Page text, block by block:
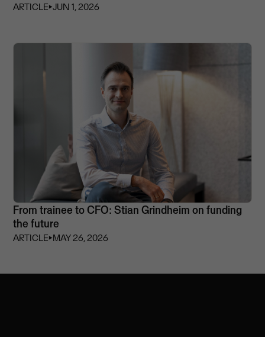
ARTICLE⏵JUN 1, 2026
From trainee to CFO: Stian Grindheim on funding
the future
ARTICLE⏵MAY 26, 2026